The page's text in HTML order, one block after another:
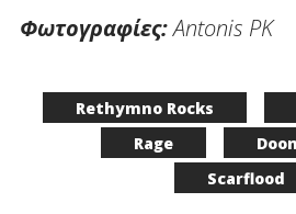
Φωτογραφίες:Antonis PK
Rethymno Rocks
Rage
Scarflood